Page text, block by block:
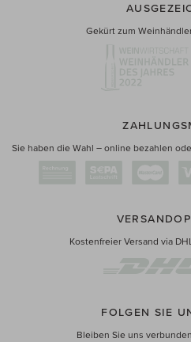
Gekürt zum
Sie haben die Wahl – online bezahlen
Kostenfreier Versand via
FOLGEN SIE
Bleiben Sie uns